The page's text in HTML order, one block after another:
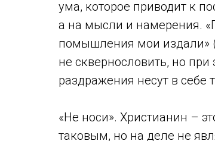
ума, которое приводит к
а на мысли и намерения.
помышления мои издали»
не сквернословить, но
раздражения несут в себе
«Не носи». Христианин –
таковым, но на деле не